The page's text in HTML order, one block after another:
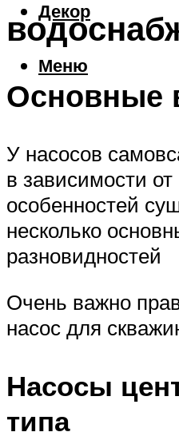
Декор
Меню
Основные
У насосов
в зависимости
особенностей
несколько
разновидностей
Очень важно
насос для
Насосы
типа